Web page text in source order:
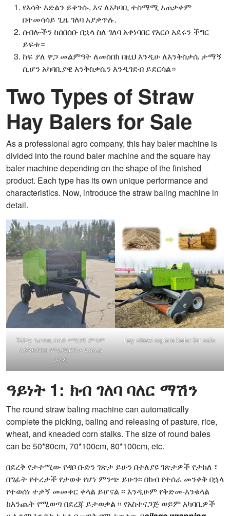
የእሳት እድልን ይቀንሱ, እና ለአካባቢ ተስማሚ አጠቃቀም
በተመሳሳይ ጊዜ ገለባ አያቃጥሉ.
ሰብሎችን ከሰበሰቡ በኋላ ስለ ገለባ አቀነባበር የአርሶ አደሩን ችግር
ይፍቱ።
ከፍ ያለ ዋጋ መልምዓት ለመስበክ በዚህ እንዲሁ ለእንቅስቃሴ ታማኝ
ሲሆን አካባቢያዊ እንቅስቃሴን እንዲገደብ ይደርሳል።
Two Types of Straw
Hay Balers for Sale
As a professional agro company, this hay baler machine is
divided into the round baler machine and the square hay
baler machine depending on the shape of the finished
product. Each type has its own unique performance and
characteristics. Now, introduce the straw baling machine in
detail.
Taizy ከታይዚ በላይ የሚገኝ ምንም
እንዳይደርስ የሚያደርገው አክሊል
አካዳ
hay straw square baler for sale
ዓይነት 1: ክብ ገለባ ባለር ማሽን
The round straw baling machine can automatically
complete the picking, baling and releasing of pasture, rice,
wheat, and kneaded corn stalks. The size of round bales
can be 50*80cm, 70*100cm, 80*100cm, etc.
በደረቅ የታተሚው የዳቦ ቡድን ገጽታ ይሁን በተለያዩ ገጽታዎች የታክለ ፣
በግፊት የተረታች የታወቀ የሆነ ምንጭ ይሁን፡፡ በክብ የተሰራ መንቀቅ በኋላ
የተወሰነ ተቃኝ መመቀር ቀላል ይሆናል ፡፡ እንዲሁም የቅድመ-እንቁላል
ከእንጨት የሚወጣ በደረጃ ይታወቃል ፡፡ የአስተናጋጅ ወይም አካባቢዎች